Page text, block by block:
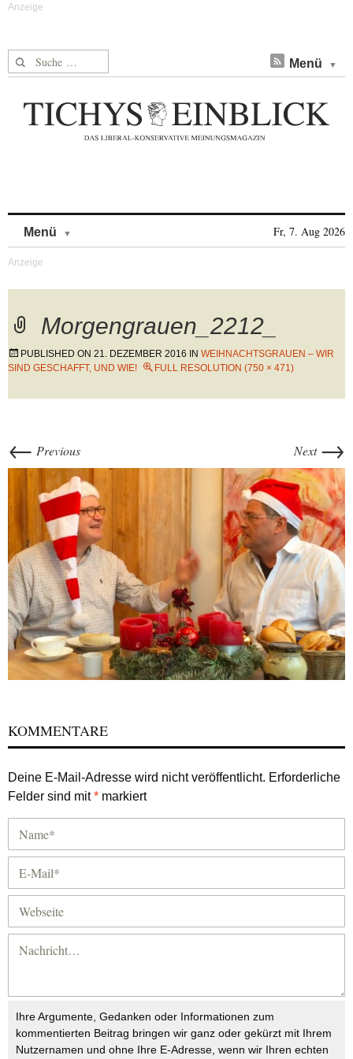
Suche nach: Menü
Menü Fr, 7. Aug 2026
Morgengrauen_2212_
PUBLISHED ON 21. DEZEMBER 2016 IN WEIHNACHTSGRAUEN – WIR
SIND GESCHAFFT, UND WIE!
FULL RESOLUTION (750 × 471)
← Previous Next →
KOMMENTARE
Deine E-Mail-Adresse wird nicht veröffentlicht. Erforderliche
Felder sind mit* markiert
Ihre Argumente, Gedanken oder Informationen zum
kommentierten Beitrag bringen wir ganz oder gekürzt mit Ihrem
Nutzernamen und ohne Ihre E-Adresse, wenn wir Ihren echten